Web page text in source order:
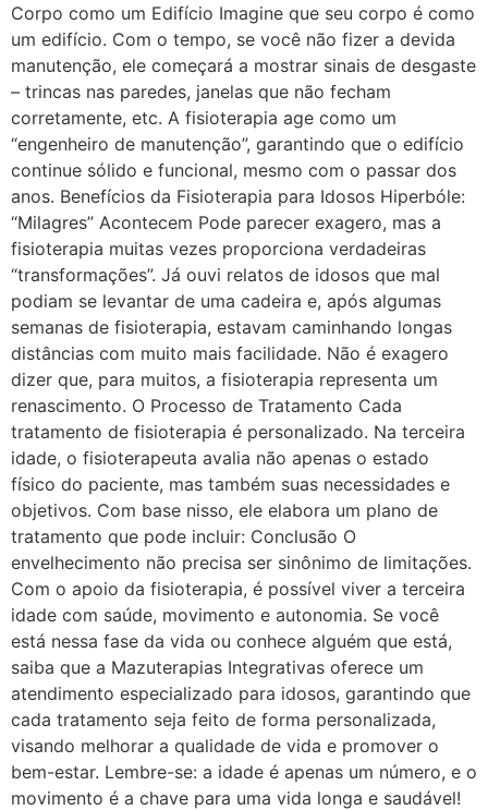
Corpo como um Edifício Imagine que seu corpo é como
um edifício. Com o tempo, se você não fizer a devida
manutenção, ele começará a mostrar sinais de desgaste
– trincas nas paredes, janelas que não fecham
corretamente, etc. A fisioterapia age como um
“engenheiro de manutenção”, garantindo que o edifício
continue sólido e funcional, mesmo com o passar dos
anos. Benefícios da Fisioterapia para Idosos Hiperbóle:
“Milagres” Acontecem Pode parecer exagero, mas a
fisioterapia muitas vezes proporciona verdadeiras
“transformações”. Já ouvi relatos de idosos que mal
podiam se levantar de uma cadeira e, após algumas
semanas de fisioterapia, estavam caminhando longas
distâncias com muito mais facilidade. Não é exagero
dizer que, para muitos, a fisioterapia representa um
renascimento. O Processo de Tratamento Cada
tratamento de fisioterapia é personalizado. Na terceira
idade, o fisioterapeuta avalia não apenas o estado
físico do paciente, mas também suas necessidades e
objetivos. Com base nisso, ele elabora um plano de
tratamento que pode incluir: Conclusão O
envelhecimento não precisa ser sinônimo de limitações.
Com o apoio da fisioterapia, é possível viver a terceira
idade com saúde, movimento e autonomia. Se você
está nessa fase da vida ou conhece alguém que está,
saiba que a Mazuterapias Integrativas oferece um
atendimento especializado para idosos, garantindo que
cada tratamento seja feito de forma personalizada,
visando melhorar a qualidade de vida e promover o
bem-estar. Lembre-se: a idade é apenas um número, e o
movimento é a chave para uma vida longa e saudável!